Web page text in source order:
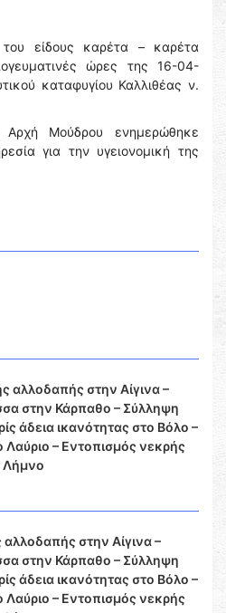
είδους καρέτα – καρέτα
ώρες της 16-04-
καταφυγίου Καλλιθέας ν.
Μούδρου ενημερώθηκε
για την υγειονομική της
αλλοδαπής στην Αίγινα –
στην Κάρπαθο – Σύλληψη
άδεια ικανότητας στο Βόλο –
– Εντοπισμός νεκρής
Λήμνο
στην Αίγινα –
στην Κάρπαθο – Σύλληψη
άδεια ικανότητας στο Βόλο –
– Εντοπισμός νεκρής